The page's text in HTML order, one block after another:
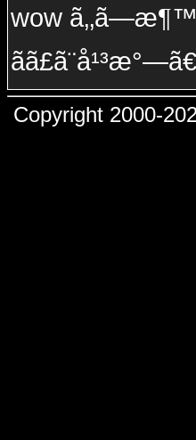
wow
Copyright 2000-